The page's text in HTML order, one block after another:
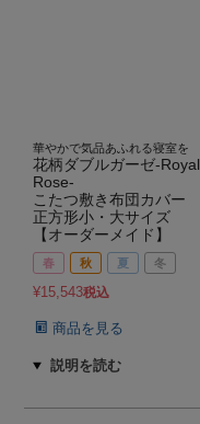
華やかで気品あふれる寝室を
花柄ダブルガーゼ-Royal
Rose-
こたつ敷き布団カバー
正方形小・大サイズ
【オーダーメイド】
春 秋 夏 冬
¥15,543税込
商品を見る